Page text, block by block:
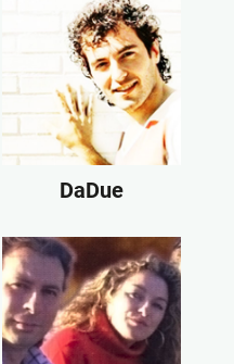
DaDue